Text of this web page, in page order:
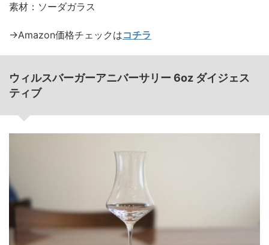
素材：ソーダガラス
→Amazon価格チェックはコチラ
ウィルスバーガーアニバーサリー 6oz ダイジェス
ティブ